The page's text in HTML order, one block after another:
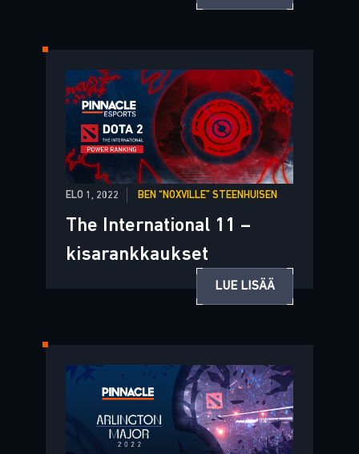
ELO 1, 2022 BEN “NOXVILLE” STEENHUISEN
The International 11 –
kisarankkaukset
LUE LISÄÄ